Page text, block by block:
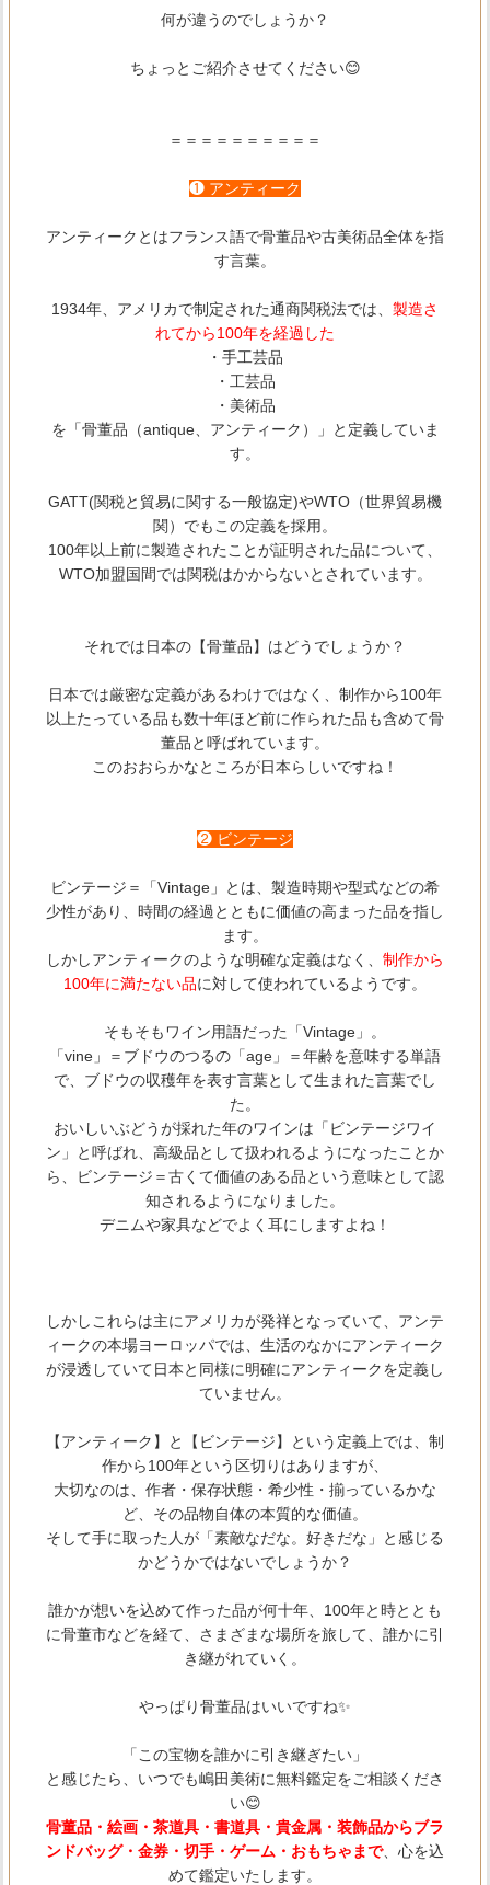
何が違うのでしょうか？
ちょっとご紹介させてください😊
＝＝＝＝＝＝＝＝＝＝
❶ アンティーク
アンティークとはフランス語で骨董品や古美術品全体を指
す言葉。
1934年、アメリカで制定された通商関税法では、 製造さ
れてから100年を経過した
・手工芸品
・工芸品
・美術品
を「骨董品（antique、アンティーク）」と定義していま
す。
GATT(関税と貿易に関する一般協定)やWTO（世界貿易機
関）でもこの定義を採用。
100年以上前に製造されたことが証明された品について、
WTO加盟国間では関税はかからないとされています。
それでは日本の【骨董品】はどうでしょうか？
日本では厳密な定義があるわけではなく、制作から100年
以上たっている品も数十年ほど前に作られた品も含めて骨
董品と呼ばれています。
このおおらかなところが日本らしいですね！
❷ ビンテージ
ビンテージ＝「Vintage」とは、製造時期や型式などの希
少性があり、時間の経過とともに価値の高まった品を指し
ます。
しかしアンティークのような明確な定義はなく、 制作から
100年に満たない品に対して使われているようです。
そもそもワイン用語だった「Vintage」。
「vine」＝ブドウのつるの「age」＝年齢を意味する単語
で、ブドウの収穫年を表す言葉として生まれた言葉でし
た。
おいしいぶどうが採れた年のワインは「ビンテージワイ
ン」と呼ばれ、高級品として扱われるようになったことか
ら、ビンテージ＝古くて価値のある品という意味として認
知されるようになりました。
デニムや家具などでよく耳にしますよね！
しかしこれらは主にアメリカが発祥となっていて、アンテ
ィークの本場ヨーロッパでは、生活のなかにアンティーク
が浸透していて日本と同様に明確にアンティークを定義し
ていません。
【アンティーク】と【ビンテージ】という定義上では、制
作から100年という区切りはありますが、
大切なのは、作者・保存状態・希少性・揃っているかな
ど、その品物自体の本質的な価値。
そして手に取った人が「素敵なだな。好きだな」と感じる
かどうかではないでしょうか？
誰かが想いを込めて作った品が何十年、100年と時ととも
に骨董市などを経て、さまざまな場所を旅して、誰かに引
き継がれていく。
やっぱり骨董品はいいですね✨
「この宝物を誰かに引き継ぎたい」
と感じたら、いつでも嶋田美術に無料鑑定をご相談くださ
い😊
骨董品・絵画・茶道具・書道具・貴金属・装飾品からブラ
ンドバッグ・金券・切手・ゲーム・おもちゃまで、心を込
めて鑑定いたします。